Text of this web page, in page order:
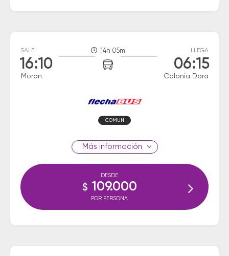
SALE
16:10
Moron
14h 05m LLEGA
06:15
Colonia Dora
COMUN
información
DESDE
$ 109.000
POR PERSONA